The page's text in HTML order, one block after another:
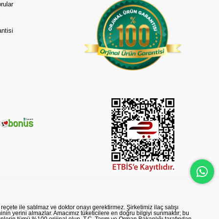
ile satılmaz ve doktor onayı gerektirmez. Şirketimiz ilaç satışı
yerini almazlar. Amacımız tüketicilere en doğru bilgiyi sunmaktır; bu